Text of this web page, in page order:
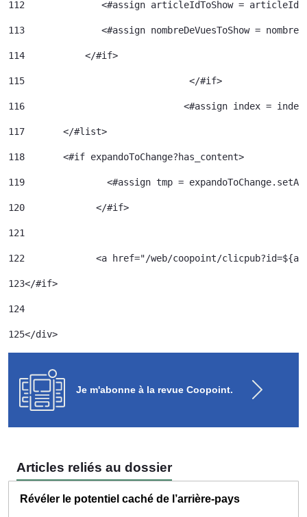
112
<#assign articleIdToShow =
113
<#assign nombreDeVuesToShow =
114
           </#if>
115
				 </#if>
116
<#assign index =
117
	  </#list>
118
	  <#if expandoToChange?has_content>
119
120
121
122
<a href="/web/coopoint/
123</#if>
124
125</div>
Je m'abonne à la revue Coopoint.
Articles reliés au dossier
Révéler le potentiel caché de l’arrière-pays